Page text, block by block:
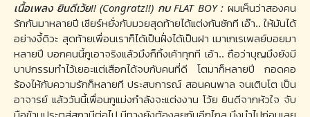
เนื้อเพลง ยินดีเว้ย!! (Congratz!!) กบ FLAT BOY : ผมเห็นว่าสองคน
รักกันมาหลายปี เชียร์หยั่งกับมวยสุดท้ายได้แต่งกันซักที เอ๊า.. ให้มันได้
อย่างงี้ดิวะ สุดท้ายเพื่อนเราก็ได้เป็นฝั่งได้เป็นฝา เมาเกเรเพลย์บอยมา
หลายปี บอกคนนี้กูเอาจริงแล้วมึงก็ทิ้งเค้าทุกที เอ้า.. ถือว่าบุญมึงยังมี
บาปกรรมทำไว้เยอะแต่เสือกได้จบกับคนที่ดี โตมาก็หลายปี กอดคอ
ร้องไห้กับความรักก็หลายที ประสบการณ์ สอนคนพาล จนเติบโต เป็น
อาจารย์ แล้ววันนี้เพื่อนกูแม่งกำลังจะแต่งงาน โว้ย ยินดีจากหัวใจ จับ